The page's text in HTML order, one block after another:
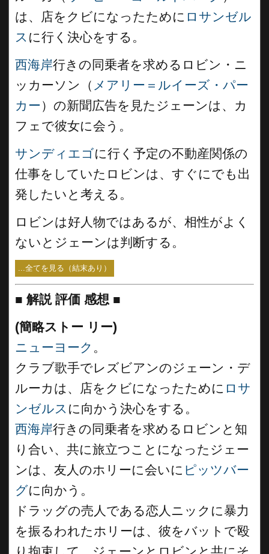
は、店をクビになったために ロサンゼル
ス に行く決心をする。
西海岸行きの同乗者を求めるロビン・ニ
ッカーソン（ メアリー＝ルイーズ・パー
カー）の新聞広告を見たジェーンは、カ
フェで彼女に会う。
サンディエゴに行く予定の不動産関係の
仕事をしていたロビンは、すぐにでも出
発したいと考える。
ロビンは好人物ではあるが、相性がよく
ないとジェーンは判断する。
...全てを見る（結末あり）
■ 解説 評価 感想 ■
(簡略ストー リー)
ニューヨーク 。
クラブ歌手でレズビアンのジェーン・デ
ルーカは、店をクビになったために ロサ
ンゼルス に向かう決心をする。
西海岸行きの同乗者を求めるロビンと知
り合い、共に旅立つことになったジェー
ンは、友人のホリーに会いに ピッツバー
グに向かう。
ドラッグの売人である恋人ニックに暴力
を振るわれたホリーは、彼をバットで殴